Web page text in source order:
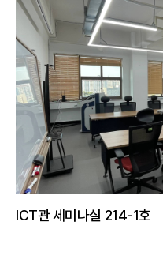
ICT관 세미나실 214-1호